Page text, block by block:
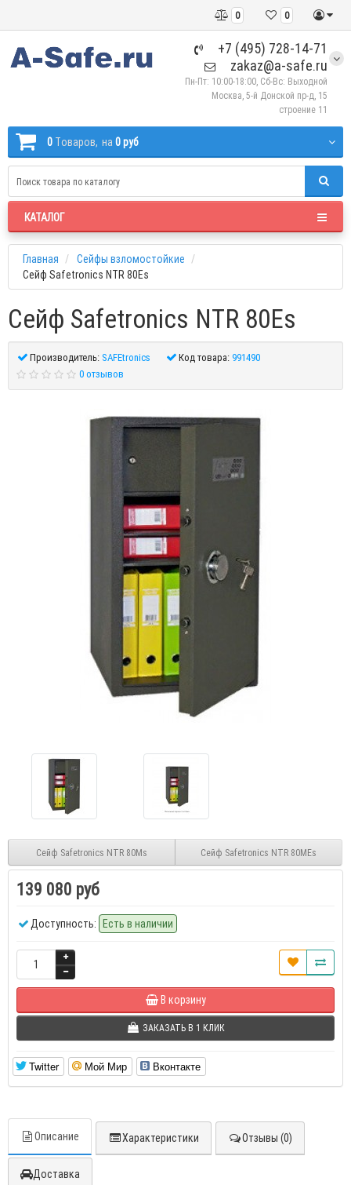
0
0
+7 (495) 728-14-71
zakaz@a-safe.ru
Пн-Пт: 10:00-18:00, Сб-Вс: Выходной
Москва, 5-й Донской пр-д, 15
строение 11
0 Tоваров, на 0 руб
КАТАЛОГ
Главная
Сейфы взломостойкие
Сейф Safetronics NTR 80Es
Сейф Safetronics NTR 80Es
Производитель:SAFEtronics Код товара:991490
0 отзывов
Сейф Safetronics NTR 80Ms Сейф Safetronics NTR 80MEs
139 080 руб
Доступность: Есть в наличии
В корзину
ЗАКАЗАТЬ В 1 КЛИК
Twitter Мой Мир Вконтакте
Описание Характеристики Отзывы (0)
Доставка